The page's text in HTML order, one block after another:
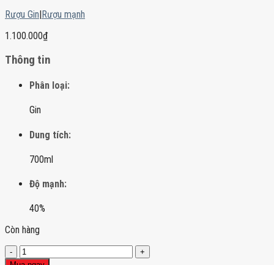
Rượu Gin|Rượu mạnh
1.100.000₫
Thông tin
Phân loại:
Gin
Dung tích:
700ml
Độ mạnh:
40%
Còn hàng
Thomas
Dakin